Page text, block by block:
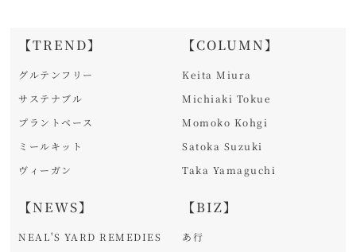
【TREND】
グルテンフリー
サステナブル
プラントベース
ミールキット
ヴィーガン
【NEWS】
NEAL'S YARD REMEDIES
【COLUMN】
Keita Miura
Michiaki Tokue
Momoko Kohgi
Satoka Suzuki
Taka Yamaguchi
【BIZ】
あ行